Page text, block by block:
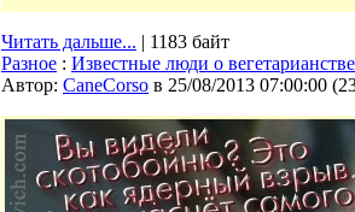
Читать дальше... | 1183 байт
Разное : Известные люди о вегетарианстве
Автор: CaneCorso в 25/08/2013 07:00:00 (